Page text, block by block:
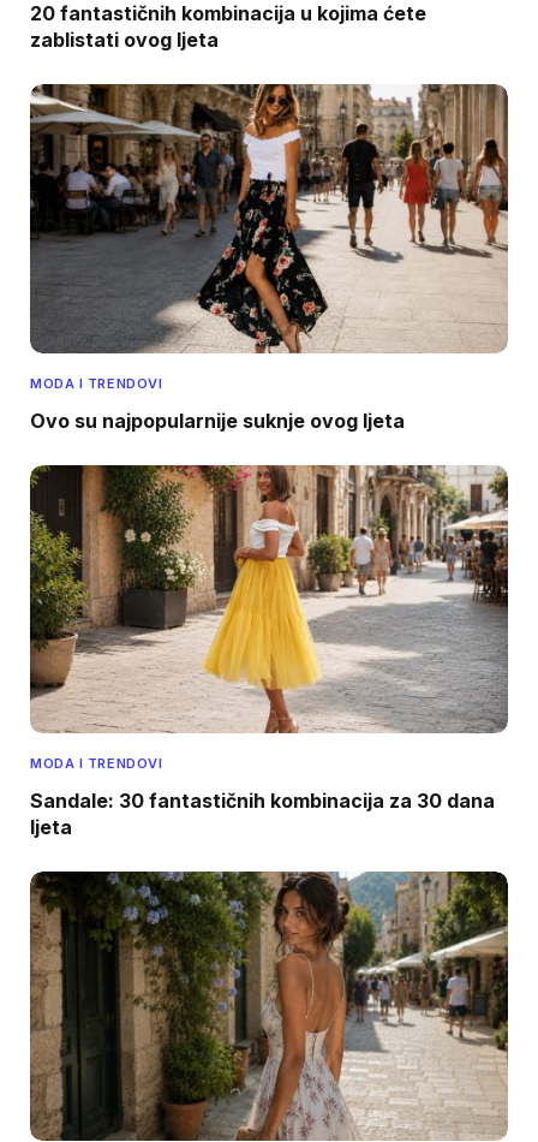
20 fantastičnih kombinacija u kojima ćete
zablistati ovog ljeta
MODA I TRENDOVI
Ovo su najpopularnije suknje ovog ljeta
MODA I TRENDOVI
Sandale: 30 fantastičnih kombinacija za 30 dana
ljeta